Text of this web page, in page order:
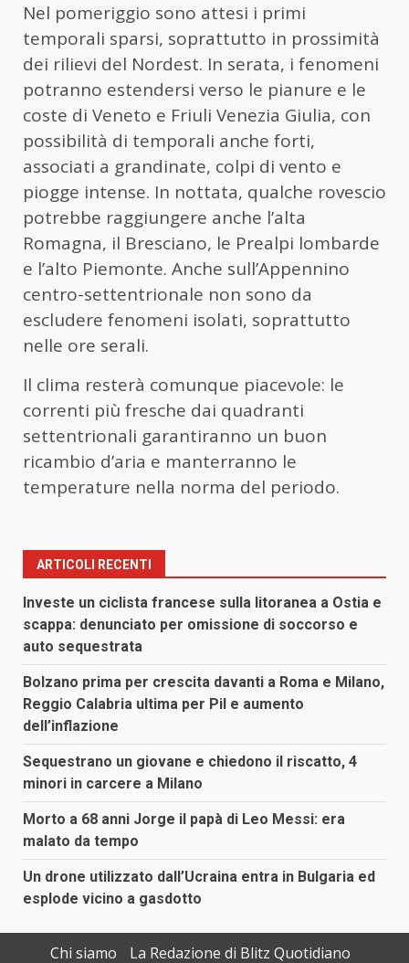
Nel pomeriggio sono attesi i primi
temporali sparsi, soprattutto in prossimità
dei rilievi del Nordest. In serata, i fenomeni
potranno estendersi verso le pianure e le
coste di Veneto e Friuli Venezia Giulia, con
possibilità di temporali anche forti,
associati a grandinate, colpi di vento e
piogge intense. In nottata, qualche rovescio
potrebbe raggiungere anche l’alta
Romagna, il Bresciano, le Prealpi lombarde
e l’alto Piemonte. Anche sull’Appennino
centro-settentrionale non sono da
escludere fenomeni isolati, soprattutto
nelle ore serali.
Il clima resterà comunque piacevole: le
correnti più fresche dai quadranti
settentrionali garantiranno un buon
ricambio d’aria e manterranno le
temperature nella norma del periodo.
ARTICOLI RECENTI
Investe un ciclista francese sulla litoranea a Ostia e
scappa: denunciato per omissione di soccorso e
auto sequestrata
Bolzano prima per crescita davanti a Roma e Milano,
Reggio Calabria ultima per Pil e aumento
dell’inflazione
Sequestrano un giovane e chiedono il riscatto, 4
minori in carcere a Milano
Morto a 68 anni Jorge il papà di Leo Messi: era
malato da tempo
Un drone utilizzato dall’Ucraina entra in Bulgaria ed
esplode vicino a gasdotto
Chi siamo La Redazione di Blitz Quotidiano